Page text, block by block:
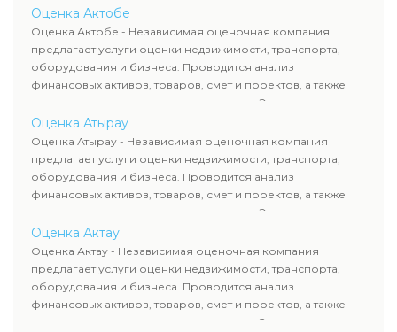
определяют рыночную стоимость имущества и
рассчитывают ущерб. Все отчеты соответствуют
требованиям законодательства и используются для
сделок, кредитования и судебных процессов.
Оценка Актобе
Оценка Актобе - Независимая оценочная компания
предлагает услуги оценки недвижимости, транспорта,
оборудования и бизнеса. Проводится анализ
финансовых активов, товаров, смет и проектов, а также
оценка животных и недропользования. Эксперты
определяют рыночную стоимость имущества и
рассчитывают ущерб. Все отчеты соответствуют
требованиям законодательства и используются для
сделок, кредитования и судебных процессов.
Оценка Атырау
Оценка Атырау - Независимая оценочная компания
предлагает услуги оценки недвижимости, транспорта,
оборудования и бизнеса. Проводится анализ
финансовых активов, товаров, смет и проектов, а также
оценка животных и недропользования. Эксперты
определяют рыночную стоимость имущества и
рассчитывают ущерб. Все отчеты соответствуют
требованиям законодательства и используются для
сделок, кредитования и судебных процессов.
Оценка Актау
Оценка Актау - Независимая оценочная компания
предлагает услуги оценки недвижимости, транспорта,
оборудования и бизнеса. Проводится анализ
финансовых активов, товаров, смет и проектов, а также
оценка животных и недропользования. Эксперты